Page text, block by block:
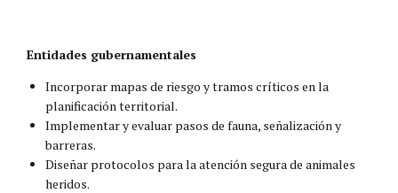
Entidades gubernamentales
Incorporar mapas de riesgo y tramos críticos en la
planificación territorial.
Implementar y evaluar pasos de fauna, señalización y
barreras.
Diseñar protocolos para la atención segura de animales
heridos.